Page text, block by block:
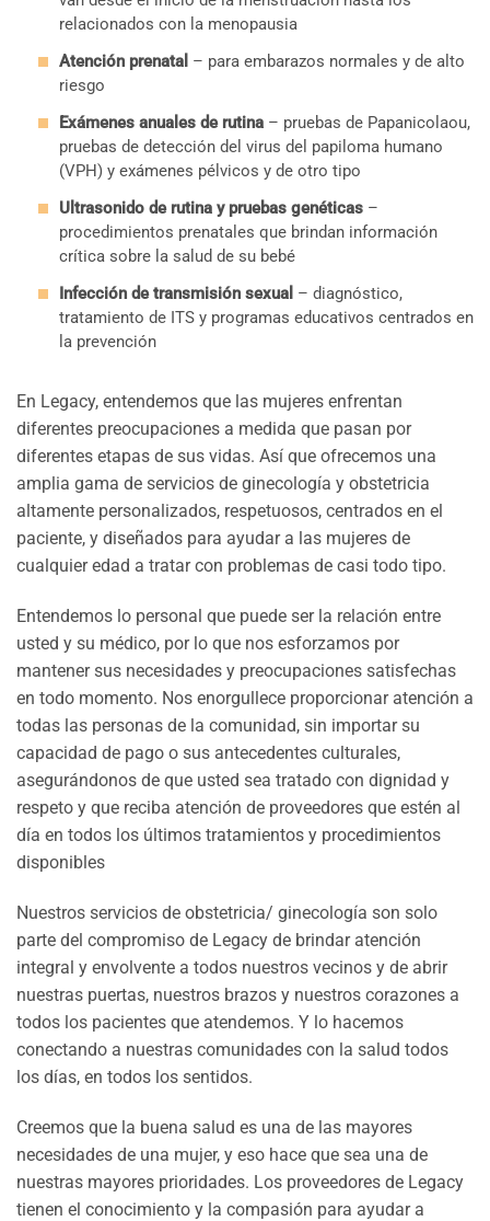
relacionados con la menopausia
Atención prenatal – para embarazos normales y de alto
riesgo
Exámenes anuales de rutina – pruebas de Papanicolaou,
pruebas de detección del virus del papiloma humano
(VPH) y exámenes pélvicos y de otro tipo
Ultrasonido de rutina y pruebas genéticas –
procedimientos prenatales que brindan información
crítica sobre la salud de su bebé
Infección de transmisión sexual – diagnóstico,
tratamiento de ITS y programas educativos centrados en
la prevención
En Legacy, entendemos que las mujeres enfrentan
diferentes preocupaciones a medida que pasan por
diferentes etapas de sus vidas. Así que ofrecemos una
amplia gama de servicios de ginecología y obstetricia
altamente personalizados, respetuosos, centrados en el
paciente, y diseñados para ayudar a las mujeres de
cualquier edad a tratar con problemas de casi todo tipo.
Entendemos lo personal que puede ser la relación entre
usted y su médico, por lo que nos esforzamos por
mantener sus necesidades y preocupaciones satisfechas
en todo momento. Nos enorgullece proporcionar atención a
todas las personas de la comunidad, sin importar su
capacidad de pago o sus antecedentes culturales,
asegurándonos de que usted sea tratado con dignidad y
respeto y que reciba atención de proveedores que estén al
día en todos los últimos tratamientos y procedimientos
disponibles
Nuestros servicios de obstetricia/ ginecología son solo
parte del compromiso de Legacy de brindar atención
integral y envolvente a todos nuestros vecinos y de abrir
nuestras puertas, nuestros brazos y nuestros corazones a
todos los pacientes que atendemos. Y lo hacemos
conectando a nuestras comunidades con la salud todos
los días, en todos los sentidos.
Creemos que la buena salud es una de las mayores
necesidades de una mujer, y eso hace que sea una de
nuestras mayores prioridades. Los proveedores de Legacy
tienen el conocimiento y la compasión para ayudar a